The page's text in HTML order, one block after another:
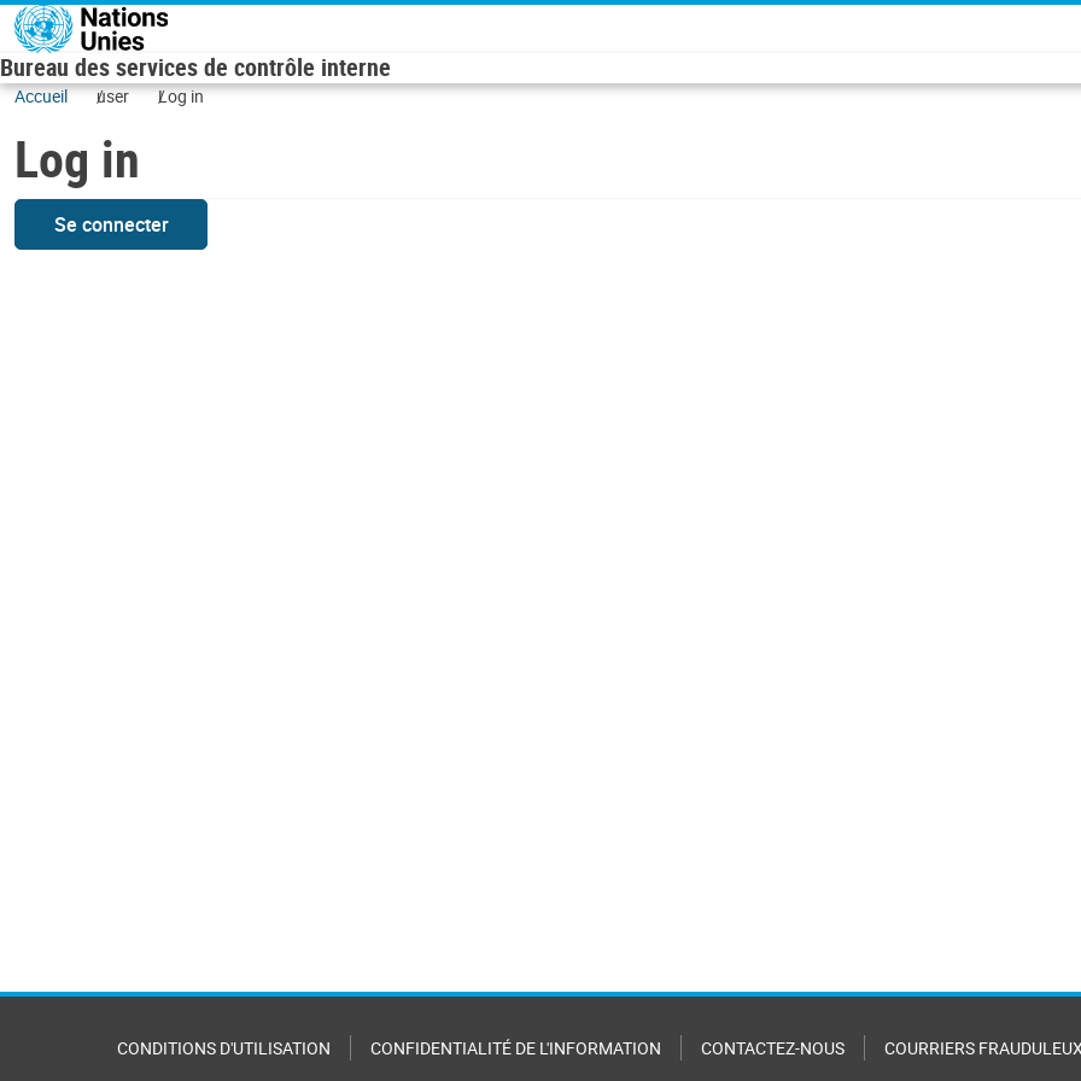
Skip to main content
Bureau des services de contrôle interne
Accueil user Log in
Log in
Se connecter
CONDITIONS D'UTILISATION CONFIDENTIALITÉ DE L'INFORMATION CONTACTEZ-NOUS COURRIERS